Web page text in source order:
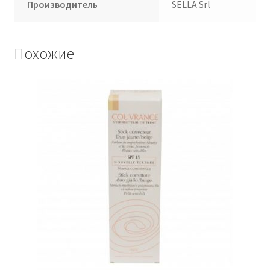
Производитель SELLA Srl
Похожие